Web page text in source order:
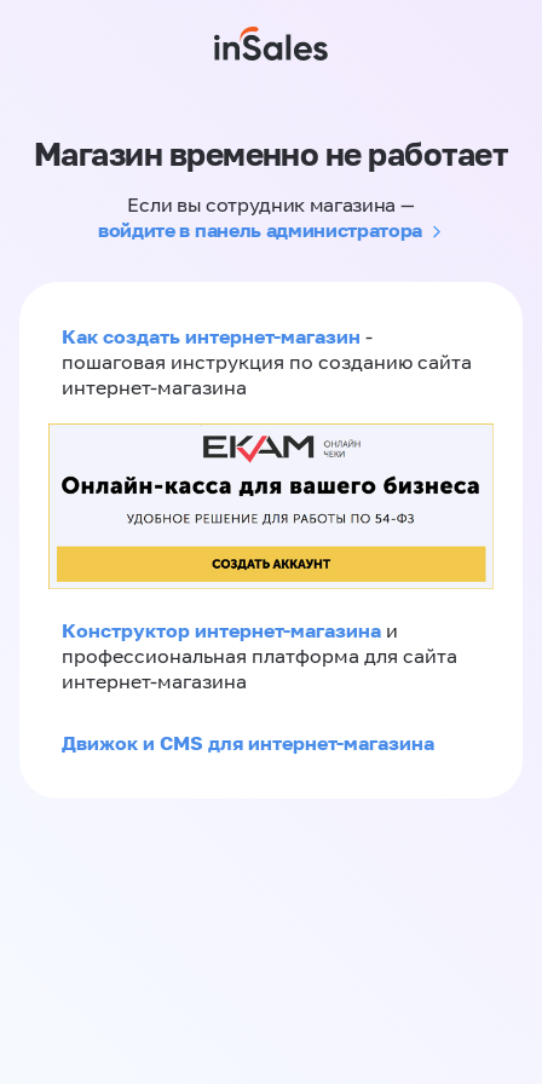
Магазин временно не работает
Если вы сотрудник магазина —
войдите в панель администратора
Как создать интернет-магазин -
пошаговая инструкция по созданию сайта
интернет-магазина
Конструктор интернет-магазина и
профессиональная платформа для сайта
интернет-магазина
Движок и CMS для интернет-магазина